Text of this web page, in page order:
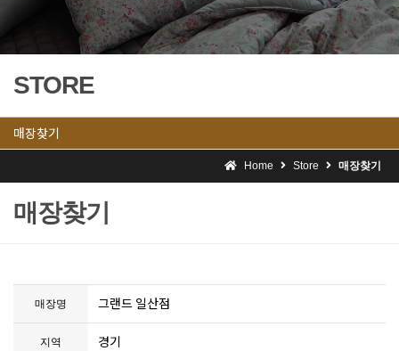
STORE
매장찾기
Home Store 매장찾기
매장찾기
매장명 그랜드 일산점
지역 경기